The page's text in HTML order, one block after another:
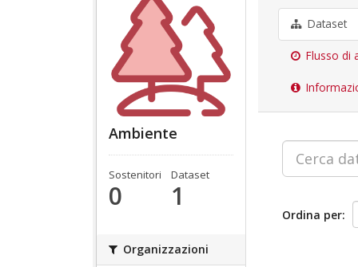
Ambiente
Sostenitori
0
Dataset
1
Organizzazioni
Dataset
Flusso di
Ordina per